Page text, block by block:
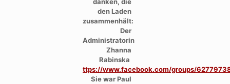
den Laden
zusammenhält:
Der
Administratorin
Zhanna
Rabinska
ttps://www.facebook.com/groups/
Sie war Paul